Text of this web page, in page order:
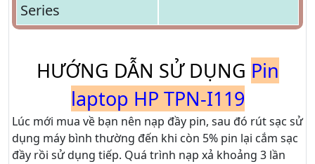
Series
HƯỚNG DẪN SỬ DỤNG Pin
laptop HP TPN-I119
Lúc mới mua về bạn nên nạp đầy pin, sau đó rút sạc sử
dụng máy bình thường đến khi còn 5% pin lại cắm sạc
đầy rồi sử dụng tiếp. Quá trình nạp xả khoảng 3 lần